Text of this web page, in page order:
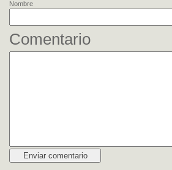
Nombre
Comentario